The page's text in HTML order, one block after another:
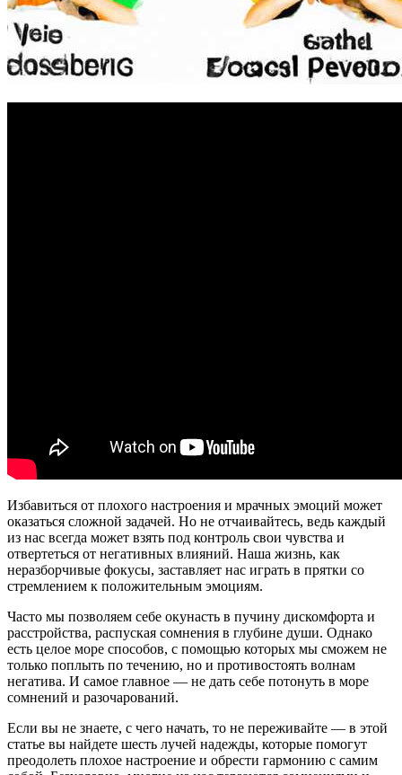
Избавиться от плохого настроения и мрачных эмоций может
оказаться сложной задачей. Но не отчаивайтесь, ведь каждый
из нас всегда может взять под контроль свои чувства и
отвертеться от негативных влияний. Наша жизнь, как
неразборчивые фокусы, заставляет нас играть в прятки со
стремлением к положительным эмоциям.
Часто мы позволяем себе окунасть в пучину дискомфорта и
расстройства, распуская сомнения в глубине души. Однако
есть целое море способов, с помощью которых мы сможем не
только поплыть по течению, но и противостоять волнам
негатива. И самое главное — не дать себе потонуть в море
сомнений и разочарований.
Если вы не знаете, с чего начать, то не переживайте — в этой
статье вы найдете шесть лучей надежды, которые помогут
преодолеть плохое настроение и обрести гармонию с самим